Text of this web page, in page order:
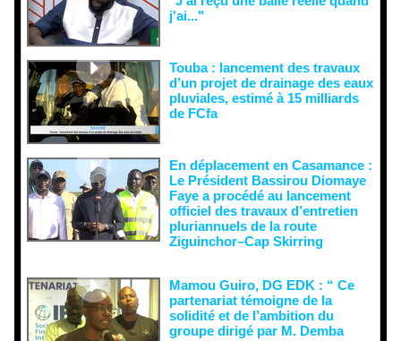
j'ai..."
Touba : lancement des travaux
d’un projet de drainage des eaux
pluviales, estimé à 15 milliards
de FCfa ‎
En déplacement en Casamance :
Le Président Bassirou Diomaye
Faye a procédé au lancement
officiel des travaux d’entretien
pluriannuels de la route
Ziguinchor–Cap Skirring
Mamou Guiro, DG EDK : “ Ce
partenariat témoigne de la
solidité et de l’ambition du
groupe dirigé par M. Demba